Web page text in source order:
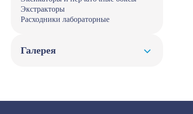
Экстракторы
Расходники лабораторные
Галерея